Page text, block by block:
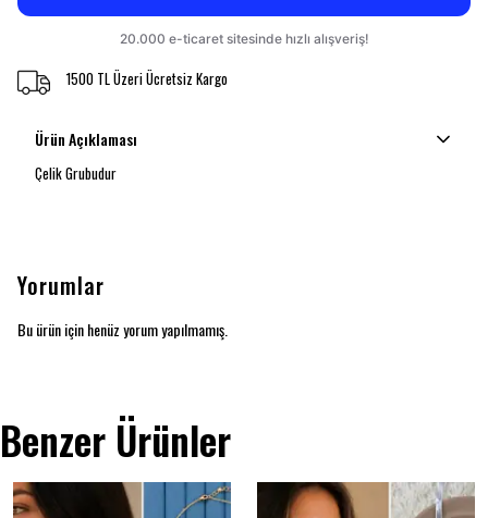
1500 TL Üzeri Ücretsiz Kargo
Ürün Açıklaması
Çelik Grubudur
Yorumlar
Bu ürün için henüz yorum yapılmamış.
Benzer Ürünler